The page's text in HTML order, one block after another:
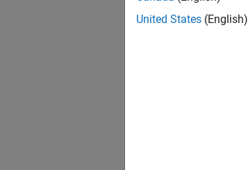
United States (English)